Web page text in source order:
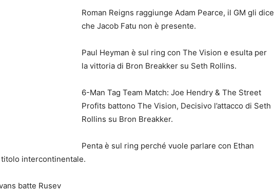
Roman Reigns raggiunge Adam Pearce, il GM gli dice
che Jacob Fatu non è presente.
Paul Heyman è sul ring con The Vision e esulta per
la vittoria di Bron Breakker su Seth Rollins.
6-Man Tag Team Match: Joe Hendry & The Street
Profits battono The Vision, Decisivo l’attacco di Seth
Rollins su Bron Breakker.
Penta è sul ring perché vuole parlare con Ethan
intercontinentale.
batte Rusev